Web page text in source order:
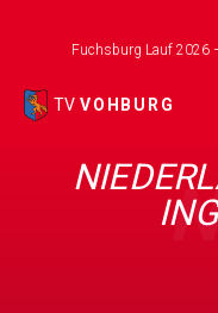
Fuchsburg Lauf 2026
TV VOHBURG